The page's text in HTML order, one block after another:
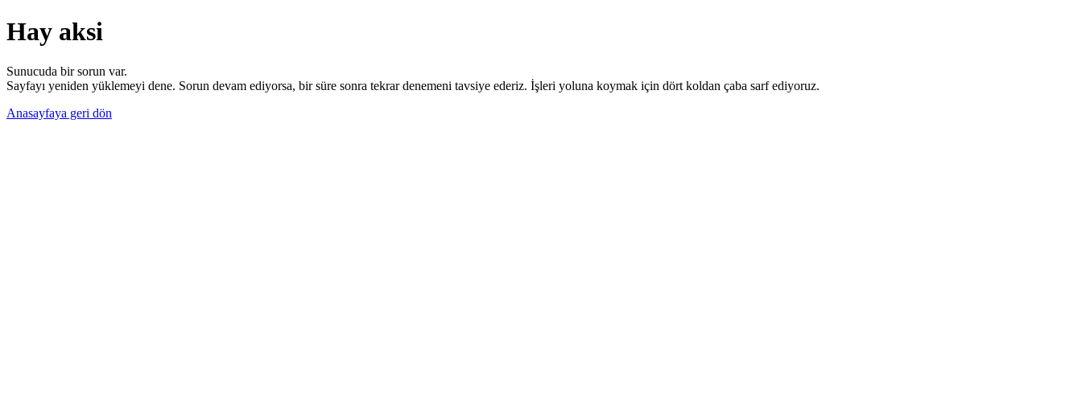
Hay aksi
Sunucuda bir sorun var.
Sayfayı yeniden yüklemeyi dene. Sorun devam ediyorsa, bir süre sonra tekrar denemeni tavsiye ederiz. İşleri yoluna koymak için dört koldan çaba sarf ediyoruz.
Anasayfaya geri dön